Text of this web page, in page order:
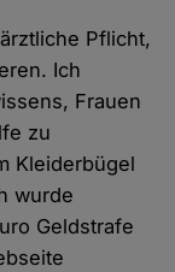
Pflicht,
Ich
Frauen
zu
Kleiderbügel
wurde
Geldstrafe